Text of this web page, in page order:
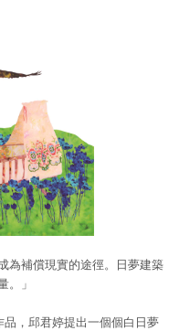
為補償現實的途徑。日夢建築
。」
，邱君婷提出一個個白日夢